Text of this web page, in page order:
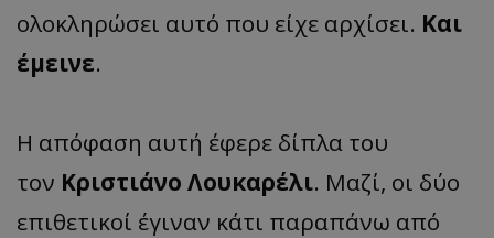
ολοκληρώσει αυτό που είχε αρχίσει. Και
έμεινε.
Η απόφαση αυτή έφερε δίπλα του
τον Κριστιάνο Λουκαρέλι. Μαζί, οι δύο
επιθετικοί έγιναν κάτι παραπάνω από